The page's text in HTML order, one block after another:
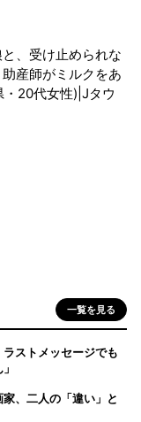
と、受け止められな
産師がミルクをあ
・20代女性)|Jタウ
一覧を見る
ストメッセージでも
、二人の「違い」と